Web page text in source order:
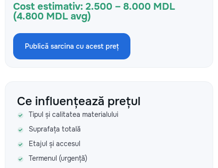
Cost estimativ: 2.500 – 8.000 MDL
(4.800 MDL avg)
Publică sarcina cu acest preț
Ce influențează prețul
Tipul și calitatea materialului
Suprafața totală
Etajul și accesul
Termenul (urgență)